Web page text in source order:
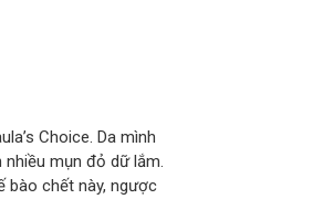
Choice. Da mình
mụn đỏ dữ lắm.
bào chết này, ngược